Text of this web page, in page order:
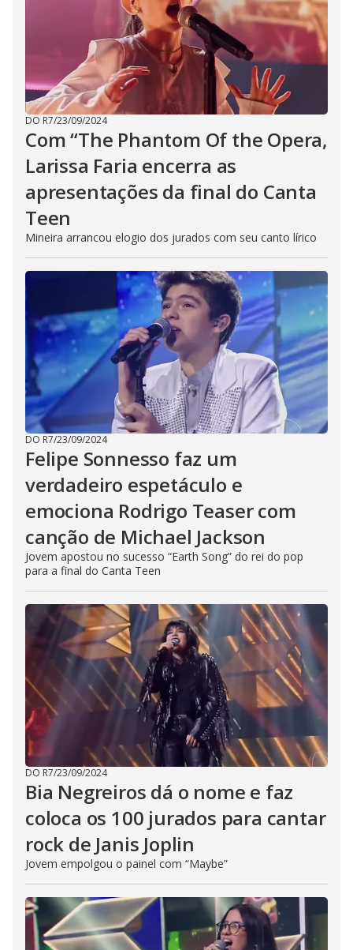
DO R7/23/09/2024
Com “The Phantom Of the Opera,
Larissa Faria encerra as
apresentações da final do Canta
Teen
Mineira arrancou elogio dos jurados com seu canto lírico
DO R7/23/09/2024
Felipe Sonnesso faz um
verdadeiro espetáculo e
emociona Rodrigo Teaser com
canção de Michael Jackson
Jovem apostou no sucesso “Earth Song” do rei do pop
para a final do Canta Teen
DO R7/23/09/2024
Bia Negreiros dá o nome e faz
coloca os 100 jurados para cantar
rock de Janis Joplin
Jovem empolgou o painel com “Maybe”